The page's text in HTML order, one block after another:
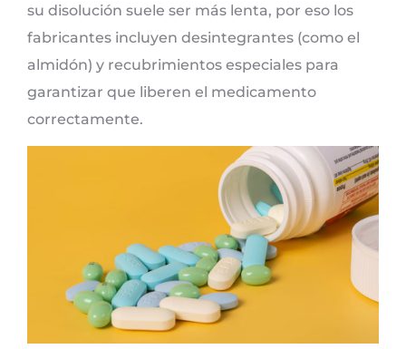
su disolución suele ser más lenta, por eso los
fabricantes incluyen desintegrantes (como el
almidón) y recubrimientos especiales para
garantizar que liberen el medicamento
correctamente.